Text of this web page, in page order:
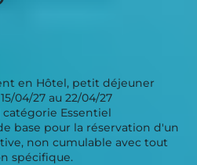
en Hôtel, petit déjeuner
04/27 au 22/04/27
Essentiel
base pour la réservation d'un
non cumulable avec tout
spécifique.